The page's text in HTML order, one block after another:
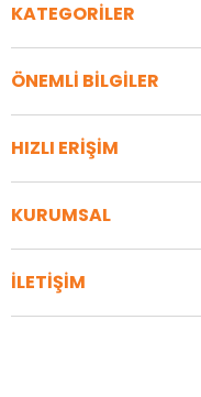
KATEGORİLER
ÖNEMLİ BİLGİLER
HIZLI ERİŞİM
KURUMSAL
İLETİŞİM